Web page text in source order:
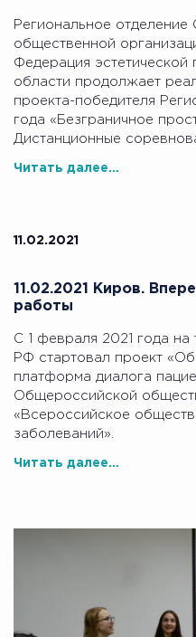
Региональное
общественной
Федерация эстетической
области продолжает
проекта-победителя
года «Безграничное
Дистанционные
Читать далее...
11.02.2021
11.02.2021 Киров.
работы
С 1 февраля 2021 года
РФ стартовал проект
платформа диалога
Общероссийской
«Всероссийское
заболеваний».
Читать далее...